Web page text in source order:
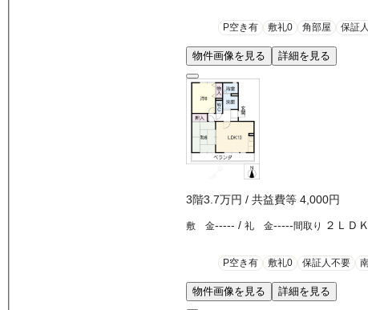
P空き有 敷礼0 角部屋 保証
物件画像を見る 詳細を見る
3階3.7万円 / 共益費等 4,000円
敷 金----- / 礼 金-----間取り ２ＬＤＫ
P空き有 敷礼0 保証人不要
物件画像を見る 詳細を見る